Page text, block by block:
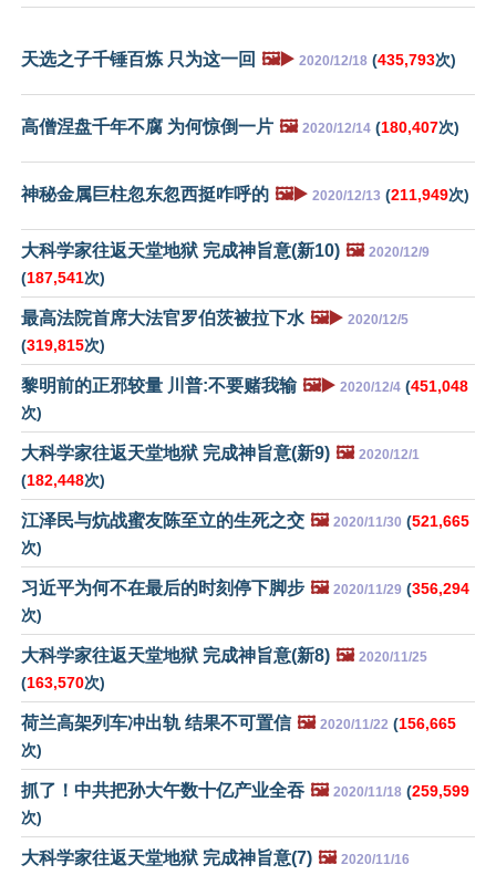
天选之子千锤百炼 只为这一回 🖼️▶️ 2020/12/18 (435,793次)
高僧涅盘千年不腐 为何惊倒一片 🖼️ 2020/12/14 (180,407次)
神秘金属巨柱忽东忽西挺咋呼的 🖼️▶️ 2020/12/13 (211,949次)
大科学家往返天堂地狱 完成神旨意(新10) 🖼️ 2020/12/9
(187,541次)
最高法院首席大法官罗伯茨被拉下水 🖼️▶️ 2020/12/5
(319,815次)
黎明前的正邪较量 川普:不要赌我输 🖼️▶️ 2020/12/4 (451,048
次)
大科学家往返天堂地狱 完成神旨意(新9) 🖼️ 2020/12/1
(182,448次)
江泽民与炕战蜜友陈至立的生死之交 🖼️ 2020/11/30 (521,665
次)
习近平为何不在最后的时刻停下脚步 🖼️ 2020/11/29 (356,294
次)
大科学家往返天堂地狱 完成神旨意(新8) 🖼️ 2020/11/25
(163,570次)
荷兰高架列车冲出轨 结果不可置信 🖼️ 2020/11/22 (156,665
次)
抓了！中共把孙大午数十亿产业全吞 🖼️ 2020/11/18 (259,599
次)
大科学家往返天堂地狱 完成神旨意(7) 🖼️ 2020/11/16